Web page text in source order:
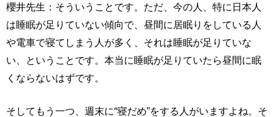
櫻井先生：そういうことです。ただ、今の人、特に日本人
は睡眠が足りていない傾向で、昼間に居眠りをしている人
や電車で寝てしまう人が多く、それは睡眠が足りていな
い、ということです。本当に睡眠が足りていたら昼間に眠
くならないはずです。
そしてもう一つ、週末に“寝だめ”をする人がいますよね。そ